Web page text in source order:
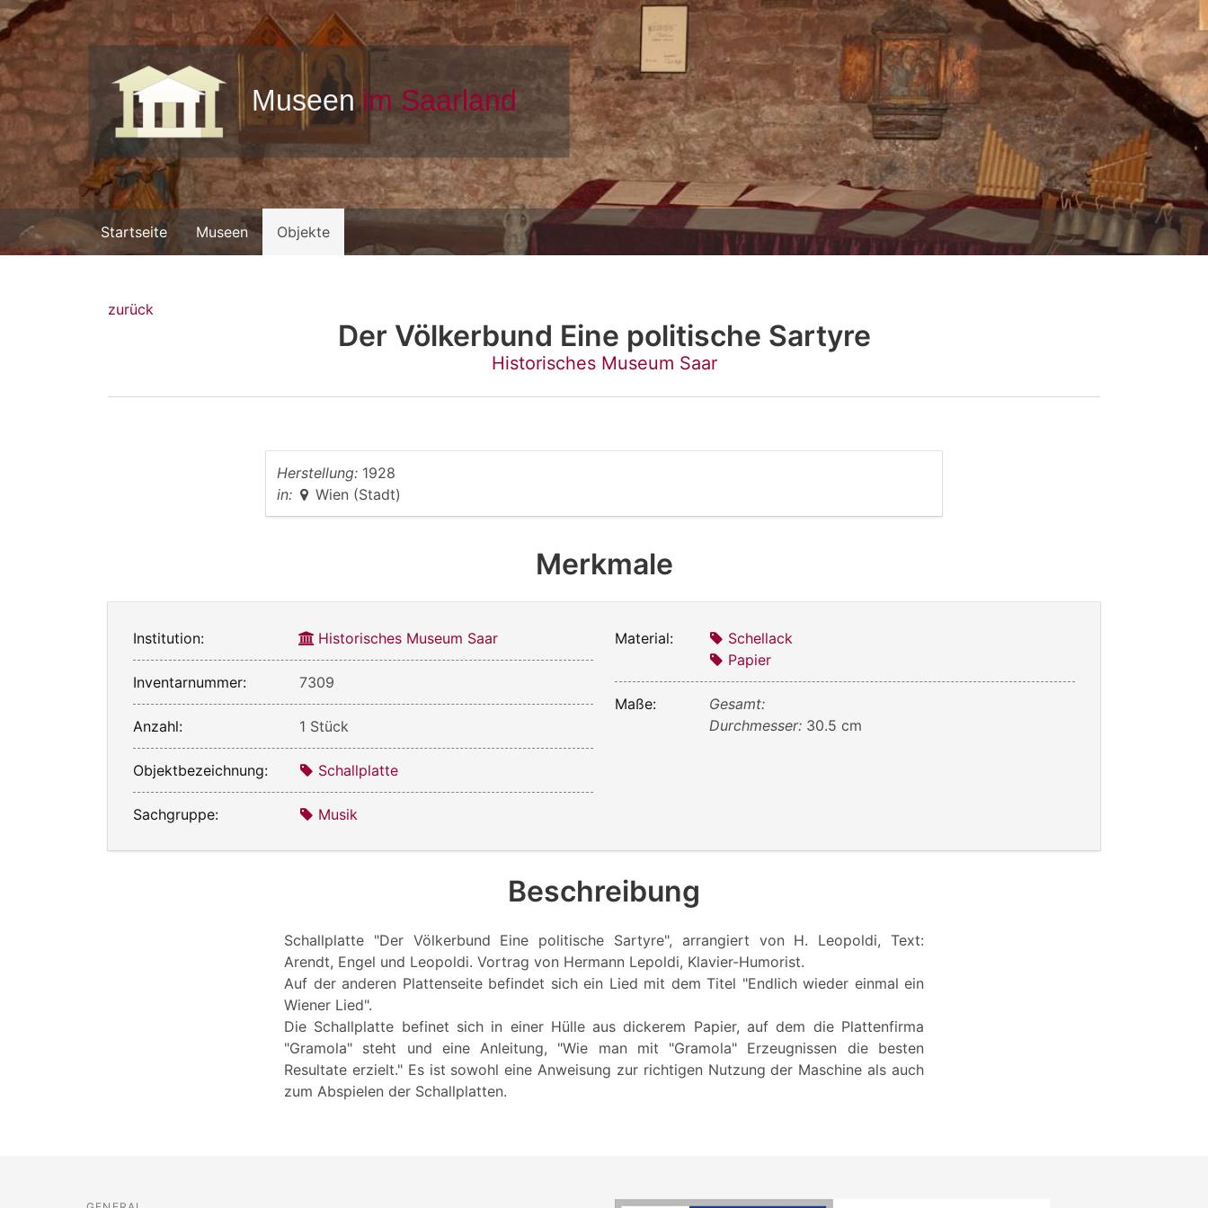
Startseite Museen Objekte
zurück
Der Völkerbund Eine politische Sartyre
Historisches Museum Saar
Herstellung: 1928
in:
Wien (Stadt)
Merkmale
Institution: Historisches Museum Saar
Inventarnummer: 7309
Anzahl: 1 Stück
Objektbezeichnung: Schallplatte
Sachgruppe: Musik
Material:
Schellack
Papier
Maße:
Gesamt:
Durchmesser: 30.5 cm
Beschreibung
Schallplatte "Der Völkerbund Eine politische Sartyre", arrangiert von H. Leopoldi, Text:
Arendt, Engel und Leopoldi. Vortrag von Hermann Lepoldi, Klavier-Humorist.
Auf der anderen Plattenseite befindet sich ein Lied mit dem Titel "Endlich wieder einmal ein
Wiener Lied".
Die Schallplatte befinet sich in einer Hülle aus dickerem Papier, auf dem die Plattenfirma
"Gramola" steht und eine Anleitung, "Wie man mit "Gramola" Erzeugnissen die besten
Resultate erzielt." Es ist sowohl eine Anweisung zur richtigen Nutzung der Maschine als auch
zum Abspielen der Schallplatten.